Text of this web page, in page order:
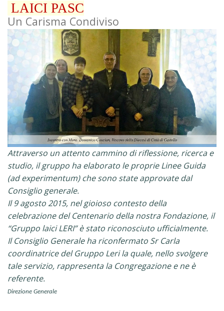
LAICI PASC
Un Carisma Condiviso
Attraverso un attento cammino di riflessione, ricerca e
studio, il gruppo ha elaborato le proprie Linee Guida
(ad experimentum) che sono state approvate dal
Consiglio generale.
Il 9 agosto 2015, nel gioioso contesto della
celebrazione del Centenario della nostra Fondazione, il
“Gruppo laici LERI” è stato riconosciuto ufficialmente.
Il Consiglio Generale ha riconfermato Sr Carla
coordinatrice del Gruppo Leri la quale, nello svolgere
tale servizio, rappresenta la Congregazione e ne è
referente.
Direzione Generale